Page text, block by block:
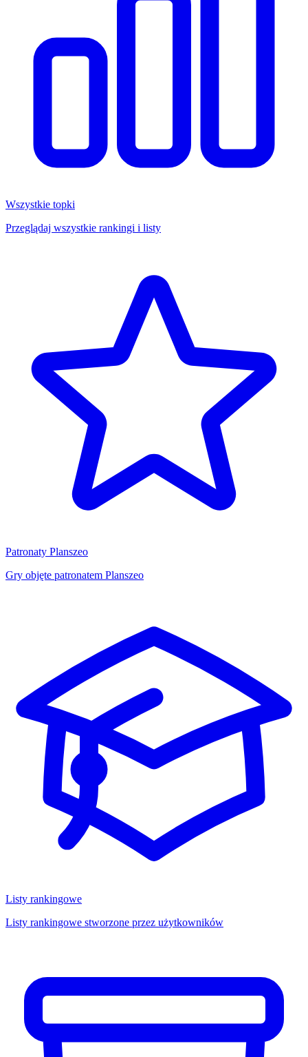
Wszystkie topki
Przeglądaj wszystkie rankingi i listy
Patronaty Planszeo
Gry objęte patronatem Planszeo
Listy rankingowe
Listy rankingowe stworzone przez użytkowników